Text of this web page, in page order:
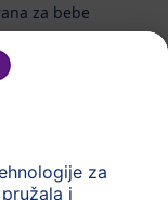
za bebe
trudnoća
Kontakt